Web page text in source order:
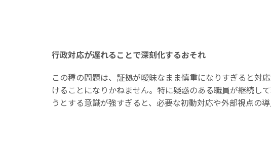
行政対応が遅れることで深刻化するおそれ
この種の問題は、証拠が曖昧なまま慎重になりすぎると対
けることになりかねません。特に疑惑のある職員が継続し
うとする意識が強すぎると、必要な初動対応や外部視点の